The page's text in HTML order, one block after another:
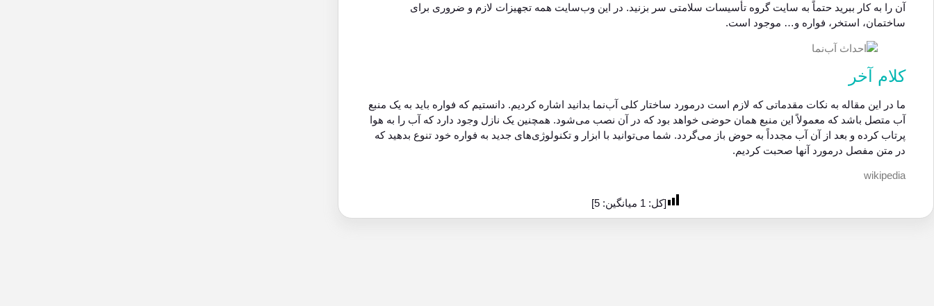
آن را به کار ببرید حتماً به سایت گروه تأسیسات سلامتی سر بزنید. در این وب‌سایت همه تجهیزات لازم و ضروری برای
ساختمان، استخر، فواره و… موجود است.
کلام آخر
ما در این مقاله به نکات مقدماتی که لازم است درمورد ساختار کلی آب‌نما بدانید اشاره کردیم. دانستیم که فواره باید به یک منبع
آب متصل باشد که معمولاً این منبع همان حوضی خواهد بود که در آن نصب می‌شود. همچنین یک نازل وجود دارد که آب را به هوا
پرتاب کرده و بعد از آن آب مجدداً به حوض باز می‌گردد. شما می‌توانید با ابزار و تکنولوژی‌های جدید به فواره خود تنوع بدهید که
در متن مفصل درمورد آنها صحبت کردیم.
wikipedia
[کل: 1 میانگین:5
]